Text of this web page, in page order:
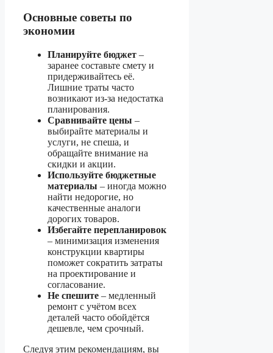
Основные советы по
экономии
Планируйте бюджет –
заранее составьте смету и
придерживайтесь её.
Лишние траты часто
возникают из-за недостатка
планирования.
Сравнивайте цены –
выбирайте материалы и
услуги, не спеша, и
обращайте внимание на
скидки и акции.
Используйте бюджетные
материалы – иногда можно
найти недорогие, но
качественные аналоги
дорогих товаров.
Избегайте перепланировок
– минимизация изменения
конструкции квартиры
поможет сократить затраты
на проектирование и
согласование.
Не спешите – медленный
ремонт с учётом всех
деталей часто обойдётся
дешевле, чем срочный.
Следуя этим рекомендациям, вы